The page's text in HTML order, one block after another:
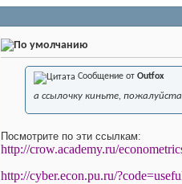
Сообщение от Outfox
а ссылочку киньте,
Посмотрите по эти ссылкам:
http://crow.academy.ru/
http://cyber.econ.pu.ru/